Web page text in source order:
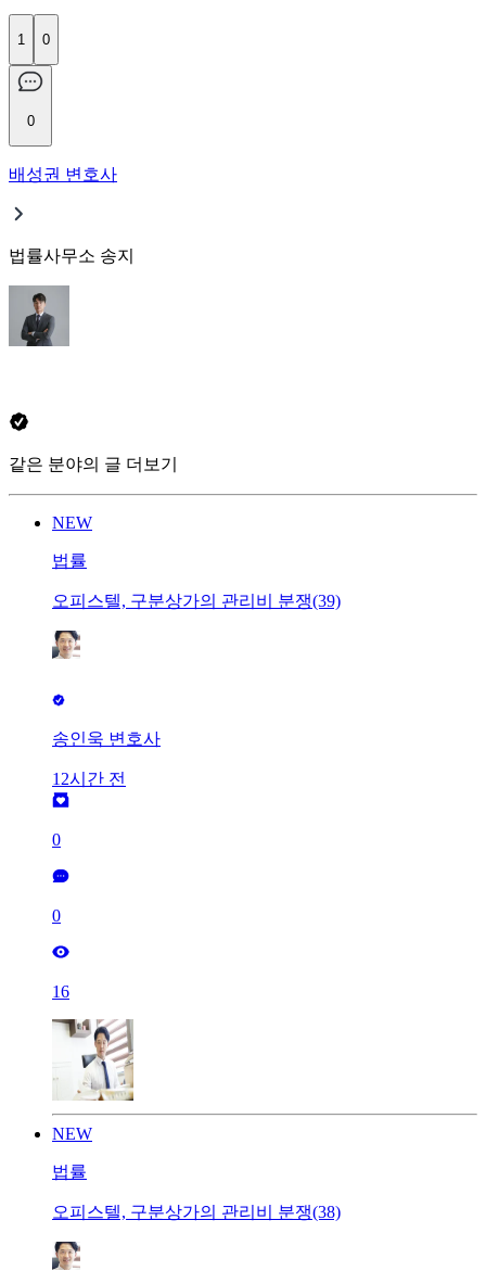
1 0
0
배성권 변호사
법률사무소 송지
같은 분야의 글 더보기
NEW
법률
오피스텔, 구분상가의 관리비 분쟁(39)
송인욱 변호사
12시간 전
0
0
16
NEW
법률
오피스텔, 구분상가의 관리비 분쟁(38)